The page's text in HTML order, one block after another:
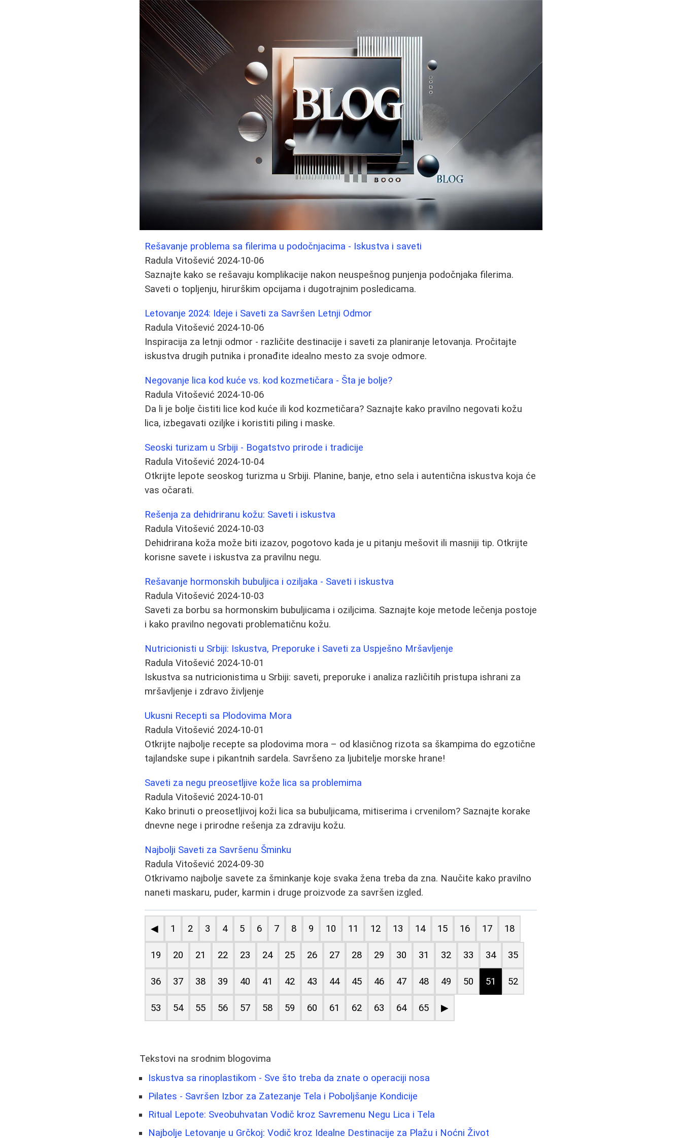
Rešavanje problema sa filerima u podočnjacima - Iskustva i saveti
Radula Vitošević 2024-10-06
Saznajte kako se rešavaju komplikacije nakon neuspešnog punjenja podočnjaka filerima.
Saveti o topljenju, hirurškim opcijama i dugotrajnim posledicama.
Letovanje 2024: Ideje i Saveti za Savršen Letnji Odmor
Radula Vitošević 2024-10-06
Inspiracija za letnji odmor - različite destinacije i saveti za planiranje letovanja. Pročitajte
iskustva drugih putnika i pronađite idealno mesto za svoje odmore.
Negovanje lica kod kuće vs. kod kozmetičara - Šta je bolje?
Radula Vitošević 2024-10-06
Da li je bolje čistiti lice kod kuće ili kod kozmetičara? Saznajte kako pravilno negovati kožu
lica, izbegavati oziljke i koristiti piling i maske.
Seoski turizam u Srbiji - Bogatstvo prirode i tradicije
Radula Vitošević 2024-10-04
Otkrijte lepote seoskog turizma u Srbiji. Planine, banje, etno sela i autentična iskustva koja će
vas očarati.
Rešenja za dehidriranu kožu: Saveti i iskustva
Radula Vitošević 2024-10-03
Dehidrirana koža može biti izazov, pogotovo kada je u pitanju mešovit ili masniji tip. Otkrijte
korisne savete i iskustva za pravilnu negu.
Rešavanje hormonskih bubuljica i oziljaka - Saveti i iskustva
Radula Vitošević 2024-10-03
Saveti za borbu sa hormonskim bubuljicama i oziljcima. Saznajte koje metode lečenja postoje
i kako pravilno negovati problematičnu kožu.
Nutricionisti u Srbiji: Iskustva, Preporuke i Saveti za Uspješno Mršavljenje
Radula Vitošević 2024-10-01
Iskustva sa nutricionistima u Srbiji: saveti, preporuke i analiza različitih pristupa ishrani za
mršavljenje i zdravo življenje
Ukusni Recepti sa Plodovima Mora
Radula Vitošević 2024-10-01
Otkrijte najbolje recepte sa plodovima mora – od klasičnog rizota sa škampima do egzotične
tajlandske supe i pikantnih sardela. Savršeno za ljubitelje morske hrane!
Saveti za negu preosetljive kože lica sa problemima
Radula Vitošević 2024-10-01
Kako brinuti o preosetljivoj koži lica sa bubuljicama, mitiserima i crvenilom? Saznajte korake
dnevne nege i prirodne rešenja za zdraviju kožu.
Najbolji Saveti za Savršenu Šminku
Radula Vitošević 2024-09-30
Otkrivamo najbolje savete za šminkanje koje svaka žena treba da zna. Naučite kako pravilno
naneti maskaru, puder, karmin i druge proizvode za savršen izgled.
◀ 1 2 3 4 5 6 7 8 9 10 11 12 13 14 15 16 17 18
19 20 21 22 23 24 25 26 27 28 29 30 31 32 33 34 35
36 37 38 39 40 41 42 43 44 45 46 47 48 49 50 51 52
53 54 55 56 57 58 59 60 61 62 63 64 65 ▶
Tekstovi na srodnim blogovima
Iskustva sa rinoplastikom - Sve što treba da znate o operaciji nosa
Pilates - Savršen Izbor za Zatezanje Tela i Poboljšanje Kondicije
Ritual Lepote: Sveobuhvatan Vodič kroz Savremenu Negu Lica i Tela
Najbolje Letovanje u Grčkoj: Vodič kroz Idealne Destinacije za Plažu i Noćni Život